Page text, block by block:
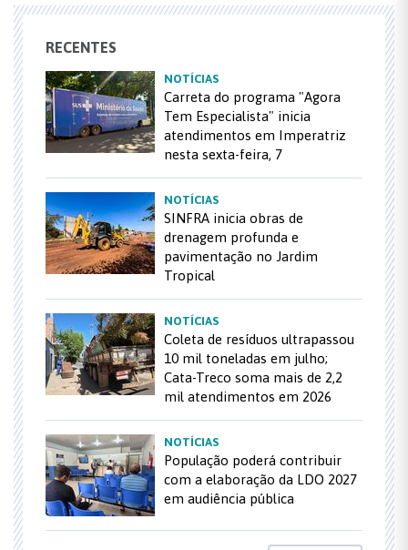
RECENTES
NOTÍCIAS
Carreta do programa "Agora
Tem Especialista" inicia
atendimentos em Imperatriz
nesta sexta-feira, 7
NOTÍCIAS
SINFRA inicia obras de
drenagem profunda e
pavimentação no Jardim
Tropical
NOTÍCIAS
Coleta de resíduos ultrapassou
10 mil toneladas em julho;
Cata-Treco soma mais de 2,2
mil atendimentos em 2026
NOTÍCIAS
População poderá contribuir
com a elaboração da LDO 2027
em audiência pública